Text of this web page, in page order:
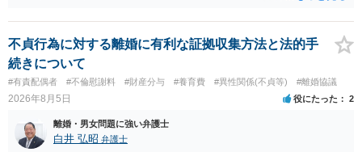
性も認められそうですので、あまり慰謝料は高額にならないように思
われます。 一度、最寄りの弁護士に相談してみてください。
不貞行為に対する離婚に有利な証拠収集方法と法的手
続きについて
#有責配偶者 #不倫慰謝料 #財産分与 #養育費 #異性関係(不貞等) #離婚協議
2026年8月5日 役にたった 2
離婚・男女問題に強い弁護士
白井 弘昭 弁護士